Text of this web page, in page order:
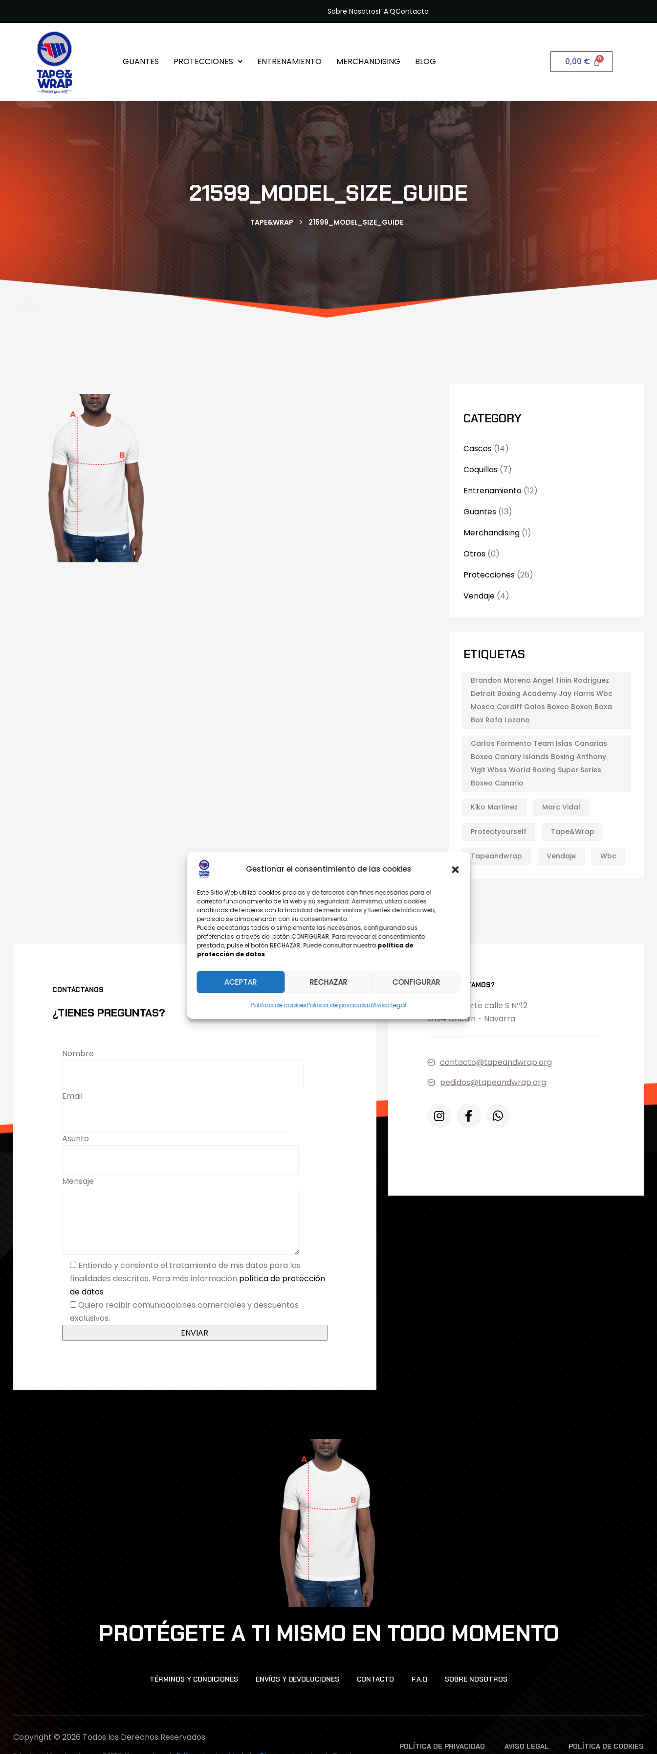
Gestionar el consentimiento de las cookies
Este Sitio Web utiliza cookies propias y de terceros con fines necesarios para el
correcto funcionamiento de la web y su seguridad. Asimismo, utiliza cookies
analíticas de terceros con la finalidad de medir visitas y fuentes de tráfico web,
pero solo se almacenarán con su consentimiento.
Puede aceptarlas todas o simplemente las necesarias, configurando sus
preferencias a través del botón CONFIGURAR. Para revocar el consentimiento
prestado, pulse el botón RECHAZAR. Puede consultar nuestra política de
protección de datos
ACEPTAR RECHAZAR CONFIGURAR
Política de cookiesPolitica de privacidadAviso Legal
Sobre NosotrosF.A.QContacto
GUANTES PROTECCIONES ENTRENAMIENTO MERCHANDISING BLOG 0,00 €
21599_MODEL_SIZE_GUIDE
TAPE&WRAP > 21599_MODEL_SIZE_GUIDE
CATEGORY
Cascos (14)
Coquillas (7)
Entrenamiento (12)
Guantes (13)
Merchandising (1)
Otros (0)
Protecciones (26)
Vendaje (4)
ETIQUETAS
Brandon Moreno Angel Tinin Rodriguez
Detroit Boxing Academy Jay Harris Wbc
Mosca Cardiff Gales Boxeo Boxen Boxa
Box Rafa Lozano
Carlos Formento Team Islas Canarias
Boxeo Canary Islands Boxing Anthony
Yigit Wbss World Boxing Super Series
Boxeo Canario
Kiko Martinez Marc Vidal
Protectyourself Tape&wrap
Tapeandwrap Vendaje Wbc
CONTÁCTANOS
¿TIENES PREGUNTAS?
Nombre
Email
Asunto
Mensaje
Entiendo y consiento el tratamiento de mis datos para las
finalidades descritas. Para más información política de protección
de datos
Quiero recibir comunicaciones comerciales y descuentos
exclusivos.
¿DONDE ESTAMOS?
Pol. Ezcabarte calle S Nº12
31194 Oricain - Navarra
contacto@tapeandwrap.org
pedidos@tapeandwrap.org
PROTÉGETE A TI MISMO EN TODO MOMENTO
TÉRMINOS Y CONDICIONES ENVÍOS Y DEVOLUCIONES CONTACTO F.A.Q SOBRE NOSOTROS
Copyright © 2026 Todos los Derechos Reservados.
POLÍTICA DE PRIVACIDAD AVISO LEGAL POLÍTICA DE COOKIES